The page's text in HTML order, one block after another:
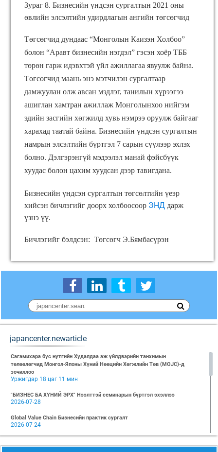
Зураг 8. Бизнесийн үндсэн сургалтын 2021 оны
өвлийн элсэлтийн удирдлагын ангийн төгсөгчид
Төгсөгчид дундаас “Монголын Каизэн Холбоо”
болон “Аравт бизнесийн нэгдэл” гэсэн хоёр ТББ
төрөн гарж идэвхтэй үйл ажиллагаа явуулж байна.
Төгсөгчид маань энэ мэтчилэн сургалтаар
дамжуулан олж авсан мэдлэг, танилын хүрээгээ
ашиглан хамтран ажиллаж Монголынхоо нийгэм
эдийн засгийн хөгжилд хувь нэмрээ оруулж байгааг
харахад таатай байна. Бизнесийн үндсэн сургалтын
намрын элсэлтийн бүртгэл 7 сарын сүүлээр эхлэх
болно. Дэлгэрэнгүй мэдээлэл манай фэйсбүүк
хуудас болон цахим хуудсан дээр тавигдана.
Бизнесийн үндсэн сургалтын төгсөлтийн үеэр
хийсэн бичлэгийг доорх холбоосоор ЭНД дарж
үзнэ үү.
Бичлэгийг бэлдсэн: Төгсөгч Э.Бямбасүрэн
japancenter.newarticle
Сагамихара бүс нутгийн Худалдаа аж үйлдвэрийн танхимын
төлөөлөгчид Монгол-Японы Хүний Нөөцийн Хөгжлийн Төв (MOJC)-д
зочиллоо
Уржигдар 18 цаг 11 мин
"БИЗНЕС БА ХҮНИЙ ЭРХ" Нээлттэй семинарын бүртгэл эхэллээ
2026-07-28
Global Value Chain Бизнесийн практик сургалт
2026-07-24
2026-07-08